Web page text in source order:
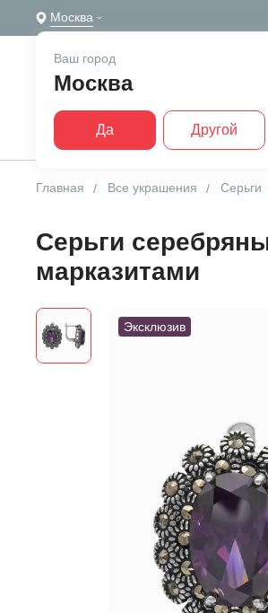
Москва
Ваш город
Москва
Да Другой
Главная Все украшения Серьги
Серьги
марказитами
Эксклюзив